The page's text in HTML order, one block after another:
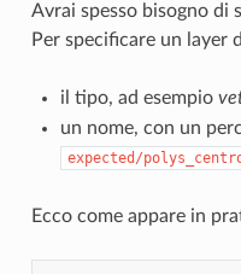
Avrai spesso bisogno di
Per specificare un layer
il tipo, ad esempio
un nome, con un
expected/
Ecco come appare in